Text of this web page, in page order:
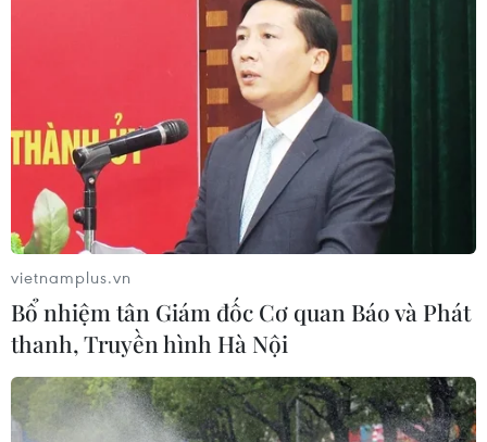
Apple vươn lên dẫn đầu thị trường điện
thoại thông minh Trung Quốc
27/01/2022 09:08
Doanh số tăng nhanh trong quý 4/2021 đã giúp iPhone
vượt qua Vivo, chiếm lĩnh tới 23% thị phần tại Trung
Quốc, lần đầu tiên đứng đầu các doanh nghiệp bán
điện thoại thông minh tại thị trường này.
vietnamplus.vn
Bổ nhiệm tân Giám đốc Cơ quan Báo và Phát
thanh, Truyền hình Hà Nội